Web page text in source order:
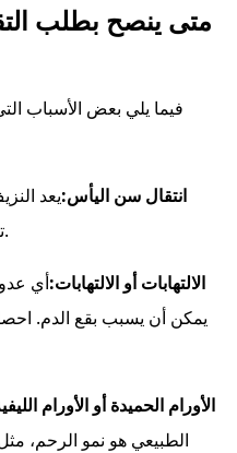
متى ينصح بطلب
فيما يلي بعض الأسباب
انتقال سن اليأس:يعد
تقتربين من سن اليأس أو تمرين به.
الالتهابات أو الالتهابات:أي
يمكن أن يسبب بقع الدم.
الأورام الحميدة أو الأورام
الطبيعي هو نمو الرحم، مثل